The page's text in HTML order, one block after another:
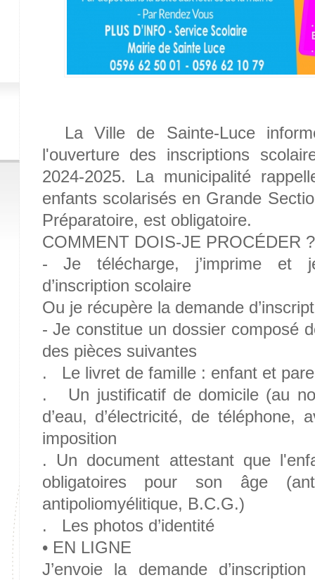
La Ville de Sainte-Luce
l'ouverture des inscriptions
2024-2025. La municipalité
enfants scolarisés en Grande
Préparatoire, est obligatoire.
COMMENT DOIS-JE PROCÉDER ?
- Je télécharge, j’imprime et
d’inscription scolaire
Ou je récupère la demande
- Je constitue un dossier composé
des pièces suivantes
. Le livret de famille : enfant et
. Un justificatif de domicile (au
d’eau, d’électricité, de téléphone,
imposition
. Un document attestant que
obligatoires pour son âge
antipoliomyélitique, B.C.G.)
. Les photos d’identité
• EN LIGNE
J’envoie la demande